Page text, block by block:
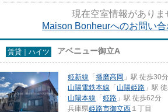
す。駅までのアクセスが良い、徒歩12分...
現在空室情報がありま
Maison Bonheurへのお問い
賃貸｜ハイツ アベニュー御立A
姫新線 「播磨高岡 」駅 徒歩30分
山陽電鉄本線 「山陽姫路 」駅
山陽本線 「姫路 」駅 徒歩62分
兵庫県姫路市御立西 １丁目